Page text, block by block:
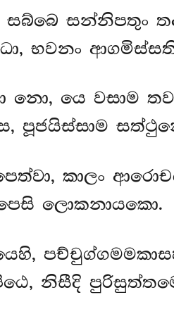
සබ්බෙ සන්නිපතුං
භවනං
නො, යෙ වසාම
පූජයිස්සාම
කාලං
ලොකනායකො.
නිසීදි